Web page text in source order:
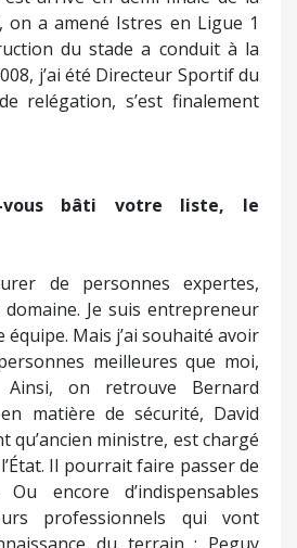
on a amené Istres en Ligue 1
du stade a conduit à la
j’ai été Directeur Sportif du
relégation, s’est finalement
vous bâti votre liste, le
de personnes expertes,
Je suis entrepreneur
Mais j’ai souhaité avoir
meilleures que moi,
Ainsi, on retrouve Bernard
matière de sécurité, David
qu’ancien ministre, est chargé
Il pourrait faire passer de
encore d’indispensables
professionnels qui vont